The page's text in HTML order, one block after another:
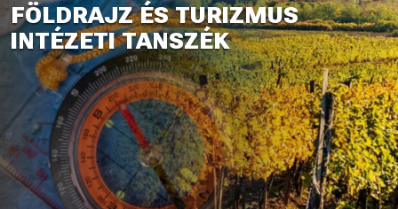
FÖLDRAJZ ÉS TURIZMUS
INTÉZETI TANSZÉK